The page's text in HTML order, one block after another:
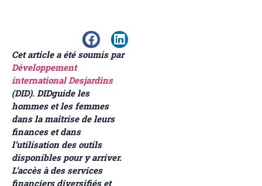
Cet article a été soumis par
Développement
international Desjardins
(DID). DIDguide les
hommes et les femmes
dans la maîtrise de leurs
finances et dans
l’utilisation des outils
disponibles pour y arriver.
L’accès à des services
financiers diversifiés et